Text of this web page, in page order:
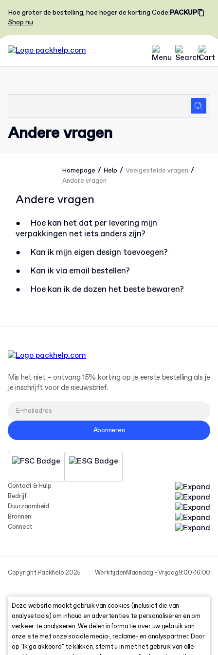
Hoe groter de bestelling, hoe hoger de korting Code:PACKUP
Shop nu
Andere vragen
Homepage / Help / Veelgestelde vragen /
Andere vragen
Andere vragen
●
Hoe kan het dat per levering mijn
verpakkingen net iets anders zijn?
●
Kan ik mijn eigen design toevoegen?
●
Kan ik via email bestellen?
●
Hoe kan ik de dozen het beste bewaren?
Contact & Hulp
Bedrijf
Duurzaamheid
Bronnen
Connect
Mis het niet – ontvang 15% korting op je eerste bestelling als je
je inschrijft voor de nieuwsbrief.
Abonneren
Copyright Packhelp 2025 WerktijdenMaandag - Vrijdag9:00-16:00
Deze website maakt gebruik van cookies (inclusief die van
analysetools) om inhoud en advertenties te personaliseren en om
verkeer te analyseren. We delen informatie over uw gebruik van
onze site met onze sociale media-, reclame- en analyspartner. Door
op "Ik ga akkoord" te klikken, stemt u in met het gebruik van alle